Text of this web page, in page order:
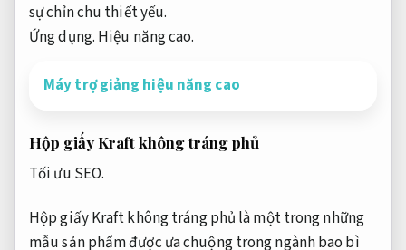
sự chỉn chu thiết yếu.
Ứng dụng. Hiệu năng cao.
Máy trợ giảng hiệu năng cao
Hộp giấy Kraftkhôngtráng phủ
Tối ưu SEO.
Hộp giấy Kraft không tráng phủ là một trong những
mẫu sản phẩm được ưa chuộng trong ngành bao bì